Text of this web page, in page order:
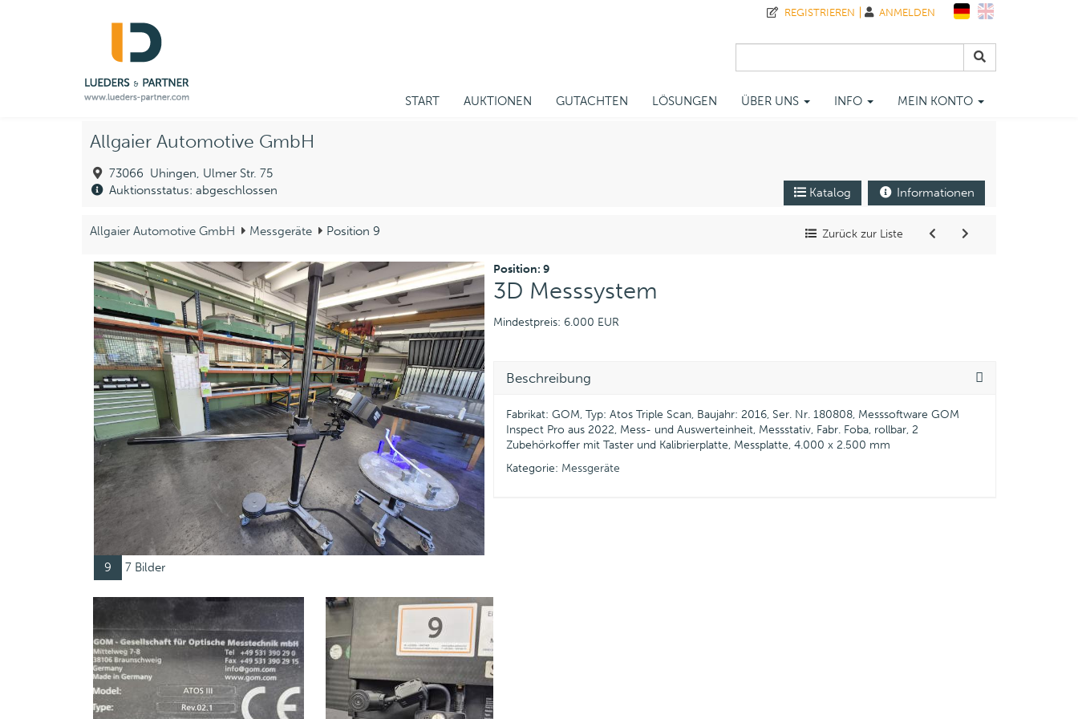
START AUKTIONEN GUTACHTEN LÖSUNGEN ÜBER UNS INFO MEIN KONTO
REGISTRIEREN ANMELDEN
Allgaier Automotive GmbH
73066 Uhingen, Ulmer Str. 75
Auktionsstatus: abgeschlossen
Katalog Informationen
Allgaier Automotive GmbH Messgeräte Position 9 Zurück zur Liste
Position: 9
3D Messsystem
Mindestpreis: 6.000 EUR
Beschreibung
Fabrikat: GOM, Typ: Atos Triple Scan, Baujahr: 2016, Ser. Nr. 180808, Messsoftware GOM
Inspect Pro aus 2022, Mess- und Auswerteinheit, Messstativ, Fabr. Foba, rollbar, 2
Zubehörkoffer mit Taster und Kalibrierplatte, Messplatte, 4.000 x 2.500 mm
Kategorie: Messgeräte
9 7 Bilder